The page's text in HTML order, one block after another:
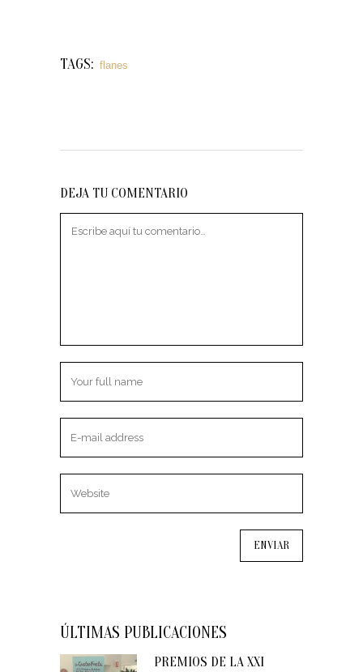
TAGS: flanes
DEJA TU COMENTARIO
ÚLTIMAS PUBLICACIONES
PREMIOS DE LA XXI